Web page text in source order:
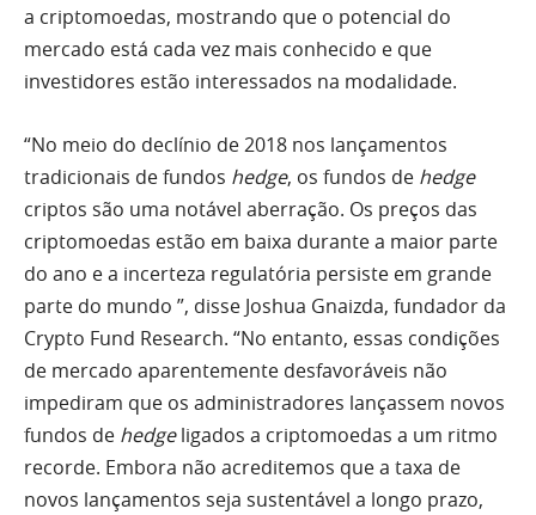
a criptomoedas, mostrando que o potencial do
mercado está cada vez mais conhecido e que
investidores estão interessados na modalidade.
“No meio do declínio de 2018 nos lançamentos
tradicionais de fundos hedge, os fundos de hedge
criptos são uma notável aberração. Os preços das
criptomoedas estão em baixa durante a maior parte
do ano e a incerteza regulatória persiste em grande
parte do mundo ”, disse Joshua Gnaizda, fundador da
Crypto Fund Research. “No entanto, essas condições
de mercado aparentemente desfavoráveis não
impediram que os administradores lançassem novos
fundos de hedgeligados a criptomoedas a um ritmo
recorde. Embora não acreditemos que a taxa de
novos lançamentos seja sustentável a longo prazo,